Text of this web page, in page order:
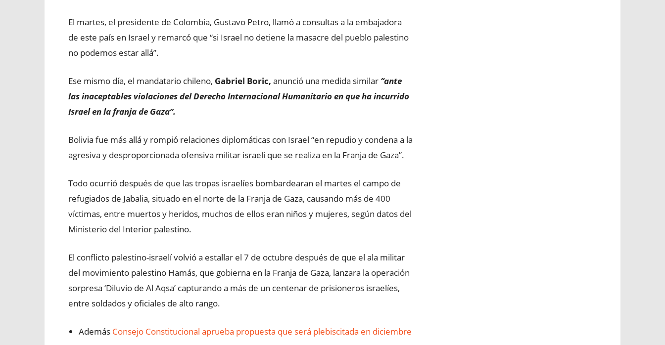
El martes, el presidente de Colombia, Gustavo Petro, llamó a consultas a la embajadora
de este país en Israel y remarcó que “si Israel no detiene la masacre del pueblo palestino
no podemos estar allá”.
Ese mismo día, el mandatario chileno, Gabriel Boric, anunció una medida similar “ante
las inaceptables violaciones del Derecho Internacional Humanitario en que ha incurrido
Israel en la franja de Gaza”.
Bolivia fue más allá y rompió relaciones diplomáticas con Israel “en repudio y condena a la
agresiva y desproporcionada ofensiva militar israelí que se realiza en la Franja de Gaza”.
Todo ocurrió después de que las tropas israelíes bombardearan el martes el campo de
refugiados de Jabalia, situado en el norte de la Franja de Gaza, causando más de 400
víctimas, entre muertos y heridos, muchos de ellos eran niños y mujeres, según datos del
Ministerio del Interior palestino.
El conflicto palestino-israelí volvió a estallar el 7 de octubre después de que el ala militar
del movimiento palestino Hamás, que gobierna en la Franja de Gaza, lanzara la operación
sorpresa ‘Diluvio de Al Aqsa’ capturando a más de un centenar de prisioneros israelíes,
entre soldados y oficiales de alto rango.
Además Consejo Constitucional aprueba propuesta que será plebiscitada en diciembre